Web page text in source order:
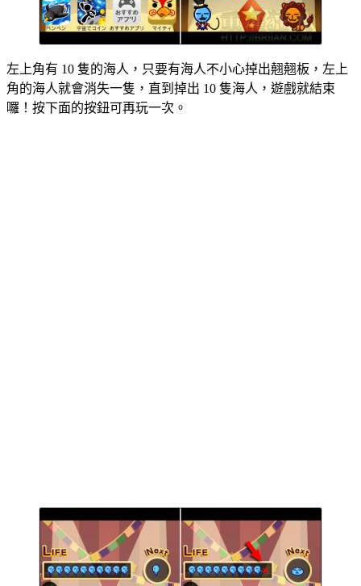
左上角有 10 隻的海人，只要有海人不小心掉出翹翹板，左上
角的海人就會消失一隻，直到掉出 10 隻海人，遊戲就結束
囉！按下面的按鈕可再玩一次。